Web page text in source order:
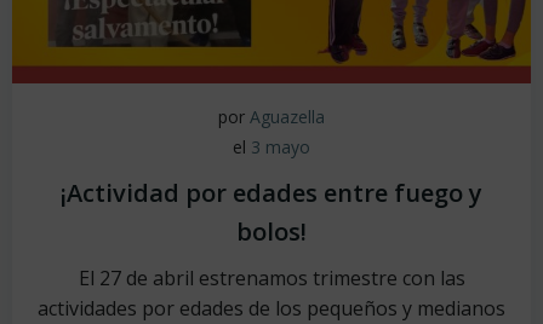
por Aguazella
el 3 mayo
¡Actividad por edades entre fuego y
bolos!
El 27 de abril estrenamos trimestre con las
actividades por edades de los pequeños y medianos